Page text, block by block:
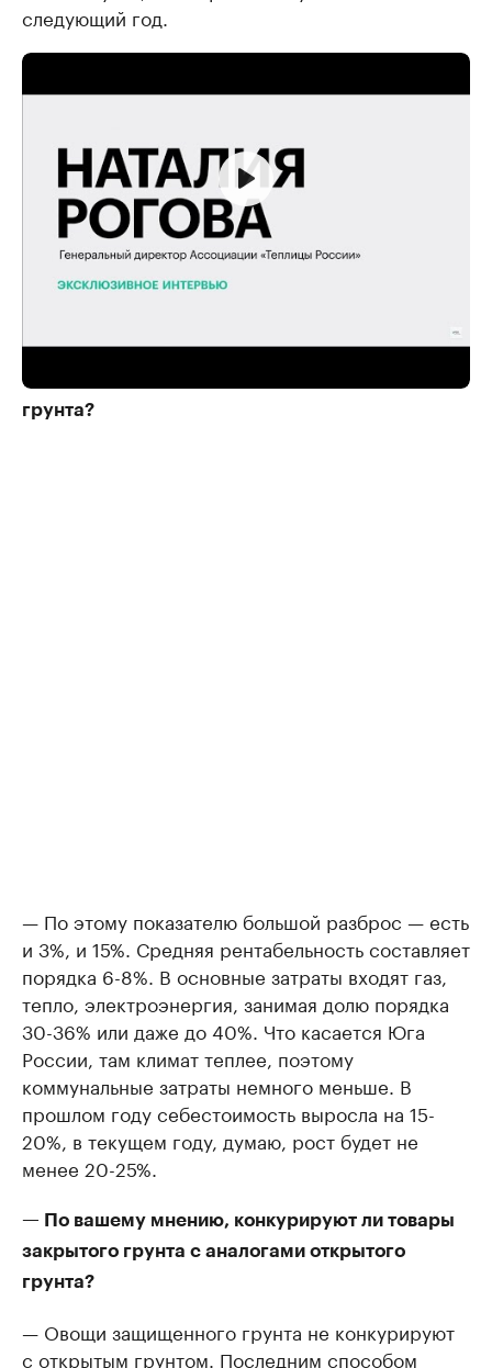
следующий год.
— Какова сейчас рентабельность
сельскохозяйственных культур закрытого
грунта?
— По этому показателю большой разброс — есть
и 3%, и 15%. Средняя рентабельность составляет
порядка 6-8%. В основные затраты входят газ,
тепло, электроэнергия, занимая долю порядка
30-36% или даже до 40%. Что касается Юга
России, там климат теплее, поэтому
коммунальные затраты немного меньше. В
прошлом году себестоимость выросла на 15-
20%, в текущем году, думаю, рост будет не
менее 20-25%.
— По вашему мнению, конкурируют ли товары
закрытого грунта с аналогами открытого
грунта?
— Овощи защищенного грунта не конкурируют
с открытым грунтом. Последним способом